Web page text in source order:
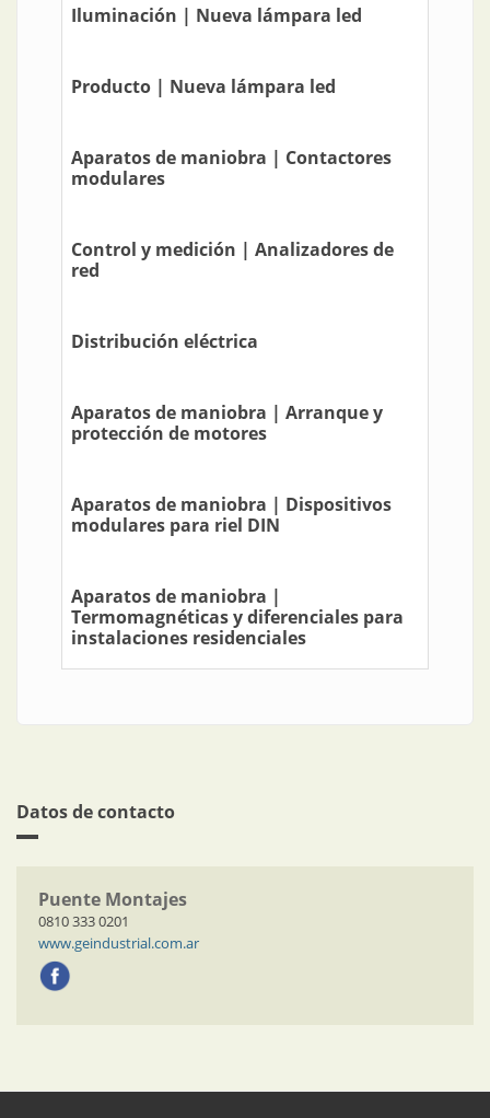
Iluminación | Nueva lámpara led
Producto | Nueva lámpara led
Aparatos de maniobra | Contactores
modulares
Control y medición | Analizadores de
red
Distribución eléctrica
Aparatos de maniobra | Arranque y
protección de motores
Aparatos de maniobra | Dispositivos
modulares para riel DIN
Aparatos de maniobra |
Termomagnéticas y diferenciales para
instalaciones residenciales
Datos de contacto
Puente Montajes
0810 333 0201
www.geindustrial.com.ar